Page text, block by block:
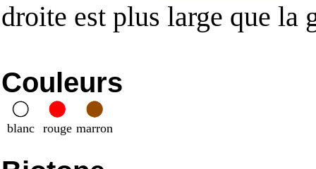
droite est plus large que la
Couleurs
blanc rouge marron